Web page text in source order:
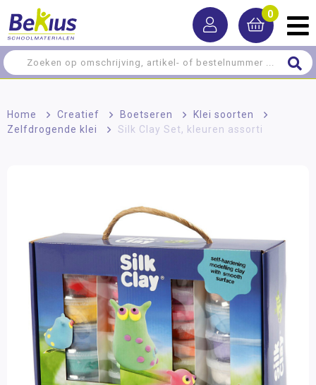
0
Home > Creatief > Boetseren > Klei soorten
>
Zelfdrogende klei
> Silk Clay Set, kleuren assorti